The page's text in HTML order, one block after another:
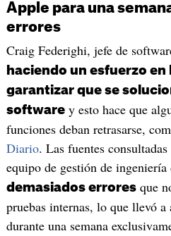
Apple para una
errores
Craig Federighi, jefe de
haciendo un esfuerzo
garantizar que se
softwarey esto hace que
funciones deban retrasarse,
Diario. Las fuentes
equipo de gestión de
demasiados erroresque
pruebas internas, lo que llevó a
durante una semana